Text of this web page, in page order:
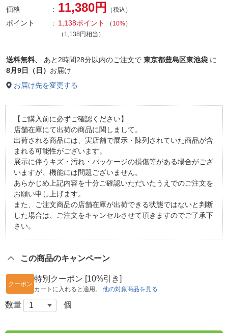
価格 11,380円 （税込）
ポイント 1,138ポイント （ 10%）
（1,138円相当）
送料無料、 あと 2時間28分以内のご注文で 東京都豊島区東池袋 に
8月9日（日） お届け
お届け先を変更する
【ご購入前に必ずご確認ください】
店舗在庫にて出荷の商品に関しまして。
出荷される商品には、実店舗で展示・陳列されていた商品が含
まれる可能性がございます。
展示に伴うキズ・汚れ・パッケージの損傷等がある場合がござ
いますが、機能には問題ございません。
あらかじめ上記内容を十分ご確認いただいたうえでのご注文を
お願い申し上げます。
また、ご注文商品の店舗在庫が出荷できる状態ではないと判断
した場合は、ご注文をキャンセルさせて頂きますのでご了承下
さい。
この商品のキャンペーン
クーポン
特別クーポン [10%引き]
カートに入れると適用。 他の対象商品を見る
数量 個